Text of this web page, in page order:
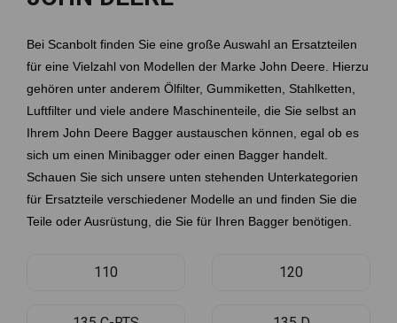
Bei Scanbolt finden Sie eine große Auswahl an Ersatzteilen
für eine Vielzahl von Modellen der Marke John Deere. Hierzu
gehören unter anderem Ölfilter, Gummiketten, Stahlketten,
Luftfilter und viele andere Maschinenteile, die Sie selbst an
Ihrem John Deere Bagger austauschen können, egal ob es
sich um einen Minibagger oder einen Bagger handelt.
Schauen Sie sich unsere unten stehenden Unterkategorien
für Ersatzteile verschiedener Modelle an und finden Sie die
Teile oder Ausrüstung, die Sie für Ihren Bagger benötigen.
110 120